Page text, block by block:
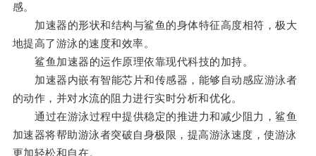
感。
加速器的形状和结构与鲨鱼的身体特征高度相符，极大
地提高了游泳的速度和效率。
鲨鱼加速器的运作原理依靠现代科技的加持。
加速器内嵌有智能芯片和传感器，能够自动感应游泳者
的动作，并对水流的阻力进行实时分析和优化。
通过在游泳过程中提供稳定的推进力和减少阻力，鲨鱼
加速器将帮助游泳者突破自身极限，提高游泳速度，使游泳
更加轻松和自在。